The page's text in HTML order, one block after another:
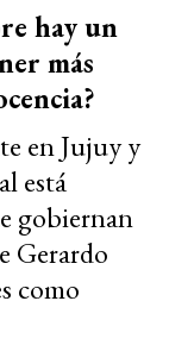
hay un
más
en Jujuy y
está
gobiernan
Gerardo
como